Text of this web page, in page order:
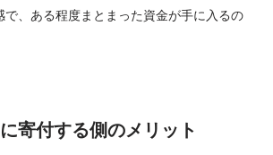
で、ある程度まとまった資金が手に入るの
寄付する側のメリット